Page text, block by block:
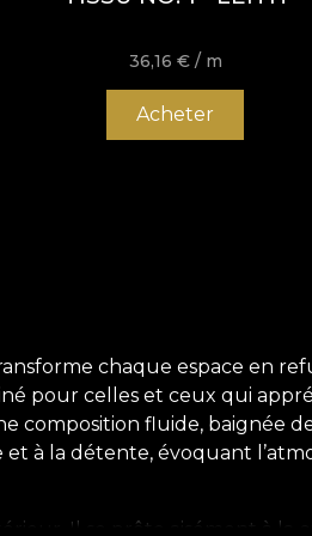
36,16 € / m
Acheter
chaque espace en
pour celles et ceux qui
composition fluide, baignée
à la détente, évoquant
Il se prête aisément à la